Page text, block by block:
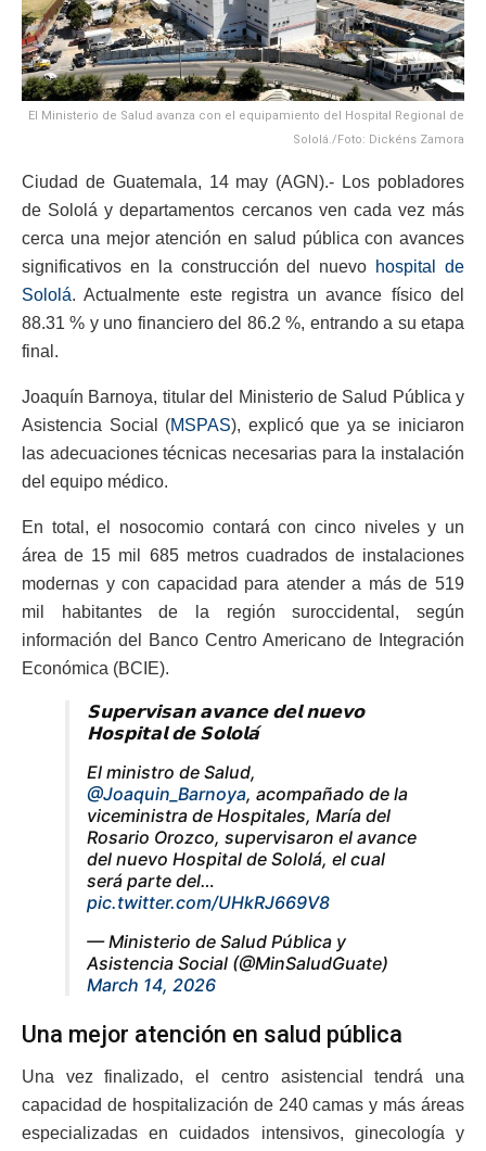
El Ministerio de Salud avanza con el equipamiento del Hospital Regional de
Sololá./Foto: Dickéns Zamora
Ciudad de Guatemala, 14 may (AGN).- Los pobladores
de Sololá y departamentos cercanos ven cada vez más
cerca una mejor atención en salud pública con avances
significativos en la construcción del nuevo hospital de
Sololá. Actualmente este registra un avance físico del
88.31 % y uno financiero del 86.2 %, entrando a su etapa
final.
Joaquín Barnoya, titular del Ministerio de Salud Pública y
Asistencia Social (MSPAS), explicó que ya se iniciaron
las adecuaciones técnicas necesarias para la instalación
del equipo médico.
En total, el nosocomio contará con cinco niveles y un
área de 15 mil 685 metros cuadrados de instalaciones
modernas y con capacidad para atender a más de 519
mil habitantes de la región suroccidental, según
información del Banco Centro Americano de Integración
Económica (BCIE).
𝗦𝘂𝗽𝗲𝗿𝘃𝗶𝘀𝗮𝗻 𝗮𝘃𝗮𝗻𝗰𝗲 𝗱𝗲𝗹 𝗻𝘂𝗲𝘃𝗼
𝗛𝗼𝘀𝗽𝗶𝘁𝗮𝗹 𝗱𝗲 𝗦𝗼𝗹𝗼𝗹𝗮́
El ministro de Salud,
@Joaquin_Barnoya, acompañado de la
viceministra de Hospitales, María del
Rosario Orozco, supervisaron el avance
del nuevo Hospital de Sololá, el cual
será parte del…
pic.twitter.com/UHkRJ669V8
— Ministerio de Salud Pública y
Asistencia Social (@MinSaludGuate)
March 14, 2026
Una mejor atención en salud pública
Una vez finalizado, el centro asistencial tendrá una
capacidad de hospitalización de 240 camas y más áreas
especializadas en cuidados intensivos, ginecología y